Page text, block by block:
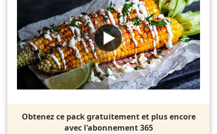
Obtenez ce pack gratuitement et plus encore
avec l'abonnement 365